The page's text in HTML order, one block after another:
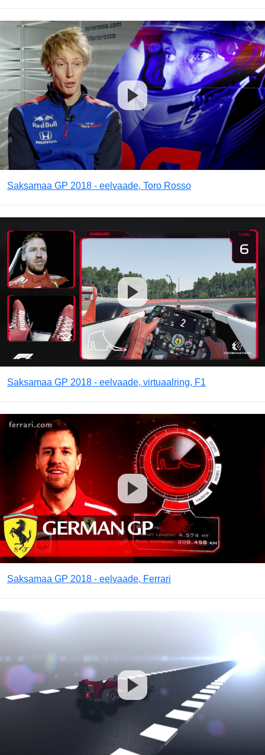
Saksamaa GP 2018 - eelvaade, Toro Rosso
Saksamaa GP 2018 - eelvaade, virtuaalring, F1
Saksamaa GP 2018 - eelvaade, Ferrari